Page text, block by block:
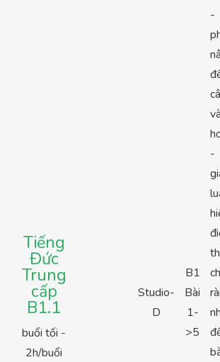
Tiếng
Đức
Trung
cấp
B1.1
buổi tối -
2h/buổi
Studio-
D
B1
Bài
1-
>5
-